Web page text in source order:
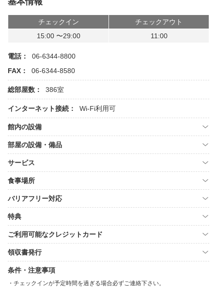
チェックイン
チェックアウト
15:00 〜29:00
11:00
電話：
06-6344-8800
FAX：
06-6344-8580
総部屋数： 386室
インターネット接続： Wi-Fi利用可
館内の設備
部屋の設備・備品
サービス
食事場所
バリアフリー対応
特典
ご利用可能なクレジットカード
領収書発行
条件・注意事項
チェックインが予定時間を過ぎる場合必ずご連絡下さい。